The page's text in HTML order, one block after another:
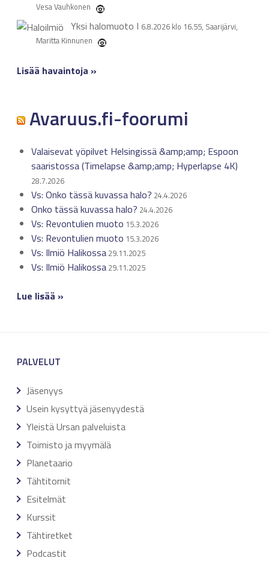
Vesa Vauhkonen
Yksi halomuoto I 6.8.2026 klo 16.55, Saarijärvi,
Maritta Kinnunen
Lisää havaintoja »
Avaruus.fi-foorumi
Valaisevat yöpilvet Helsingissä &amp;amp; Espoon
saaristossa (Timelapse &amp;amp; Hyperlapse 4K)
28.7.2026
Vs: Onko tässä kuvassa halo? 24.4.2026
Onko tässä kuvassa halo? 24.4.2026
Vs: Revontulien muoto 15.3.2026
Vs: Revontulien muoto 15.3.2026
Vs: Ilmiö Halikossa 29.11.2025
Vs: Ilmiö Halikossa 29.11.2025
Lue lisää »
PALVELUT
Jäsenyys
Usein kysyttyä jäsenyydestä
Yleistä Ursan palveluista
Toimisto ja myymälä
Planetaario
Tähtitornit
Esitelmät
Kurssit
Tähtiretket
Podcastit